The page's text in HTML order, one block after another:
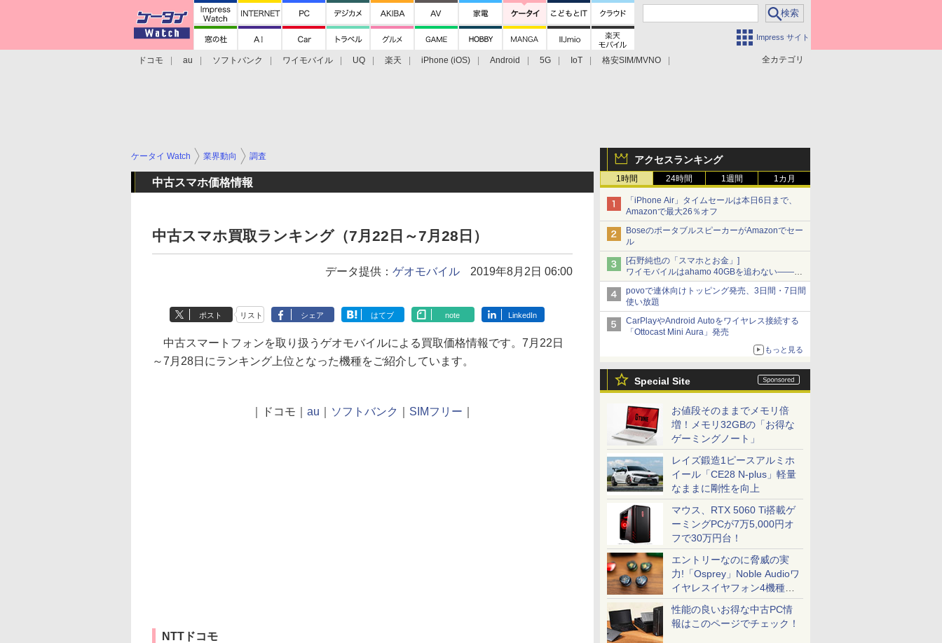
Impress サイト
全カテゴリ
ドコモ au ソフトバンク ワイモバイル UQ 楽天 iPhone (iOS) Android 5G IoT
格安SIM/MVNO
アクセスランキング
1時間 24時間 1週間 1カ月
「iPhone Air」タイムセールは本日6日まで、
Amazonで最大26％オフ
BoseのポータブルスピーカーがAmazonでセー
ル
[石野純也の「スマホとお金」]
ワイモバイルはahamo 40GBを追わない――単
身向け「超おトク割」の安さと1年限定の注意
点
povoで連休向けトッピング発売、3日間・7日間
使い放題
CarPlayやAndroid Autoをワイヤレス接続する
「Ottocast Mini Aura」発売
もっと見る
Special Site
お値段そのままでメモリ倍
増！メモリ32GBの「お得な
ゲーミングノート」
レイズ鍛造1ピースアルミホ
イール「CE28 N-plus」軽量
なままに剛性を向上
マウス、RTX 5060 Ti搭載ゲ
ーミングPCが7万5,000円オ
フで30万円台！
エントリーなのに脅威の実
力!「Osprey」Noble Audioワ
イヤレスイヤフォン4機種を
一気に聴く
性能の良いお得な中古PC情
報はこのページでチェック！
ケータイ Watch 業界動向 調査
中古スマホ価格情報
中古スマホ買取ランキング（7月22日～7月28日）
データ提供： ゲオモバイル 2019年8月2日 06:00
ポスト リスト シェア はてブ note LinkedIn
中古スマートフォンを取り扱うゲオモバイルによる買取価格情報です。7月22日
～7月28日にランキング上位となった機種をご紹介しています。
｜ドコモ｜ au ソフトバンク SIMフリー
NTTドコモ